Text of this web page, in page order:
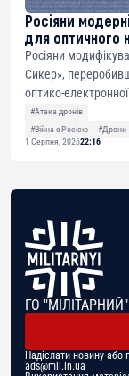
Росіяни
для оптичного
Росіяни
Сикер»,
оптико-
#Атака дронів
#Війна з Росією
#Дрони
1 Серпня, 202622:16
ГО "МІЛІТАРНИЙ"
Надіслати новину або
ads@mil.in.ua